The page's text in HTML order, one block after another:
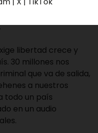
mensaje a todos los
libertad crece y
30 millones nos
que va de salida,
a nuestros
todo un país
en un audio